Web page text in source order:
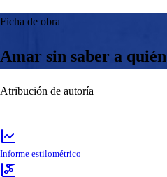
Ficha de obra
Amar sin saber a quién
Atribución de autoría
Informe estilométrico